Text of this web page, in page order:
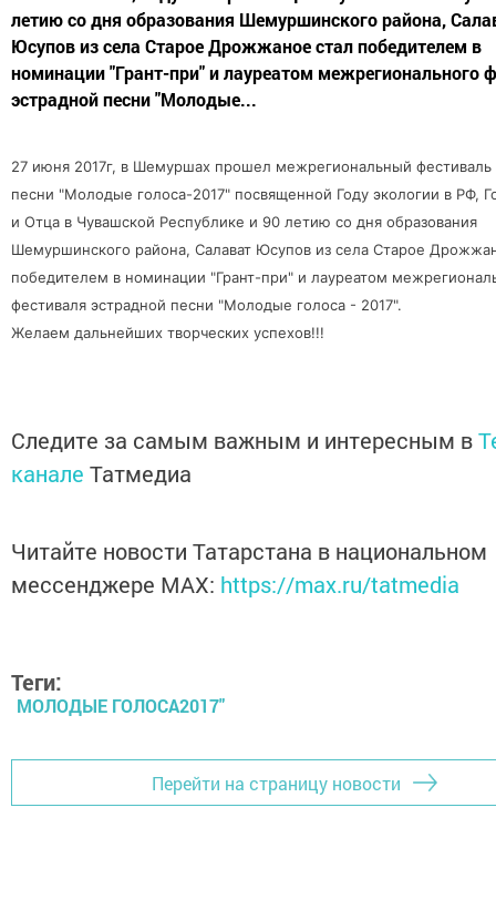
летию со дня образования Шемуршинского района,
Юсупов из села Старое Дрожжаное стал победителем в
номинации "Грант-при" и лауреатом межрегионального
эстрадной песни "Молодые...
27 июня 2017г, в Шемуршах прошел межрегиональный фестиваль
песни "Молодые голоса-2017" посвященной Году экологии в РФ,
и Отца в Чувашской Республике и 90 летию со дня образования
Шемуршинского района, Салават Юсупов из села Старое
победителем в номинации "Грант-при" и лауреатом
фестиваля эстрадной песни "Молодые голоса - 2017".
Желаем дальнейших творческих успехов!!!
Следите за самым важным и интересным в
канале Татмедиа
Читайте новости Татарстана в национальном
мессенджере MАХ: https://max.ru/tatmedia
Теги:
МОЛОДЫЕ ГОЛОСА2017"
Перейти на страницу новости